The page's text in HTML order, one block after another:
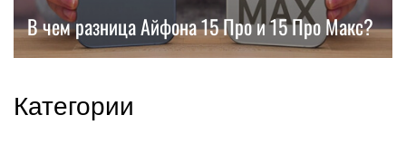
В чем разница Айфона 15 Про и 15 Про Макс?
Категории